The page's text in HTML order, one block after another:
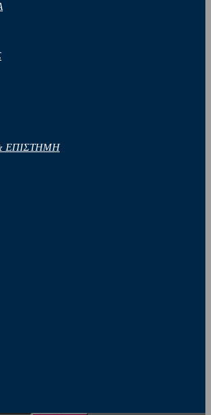
ΕΠΙΣΤΗΜΗ